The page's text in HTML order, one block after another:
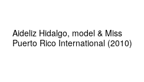
Aideliz Hidalgo, model & Miss
Puerto Rico International (2010)